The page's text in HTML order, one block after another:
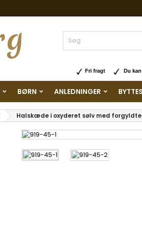
Fri fragt Du
BØRN ANLEDNINGER
Halskæde i oxyderet sølv med